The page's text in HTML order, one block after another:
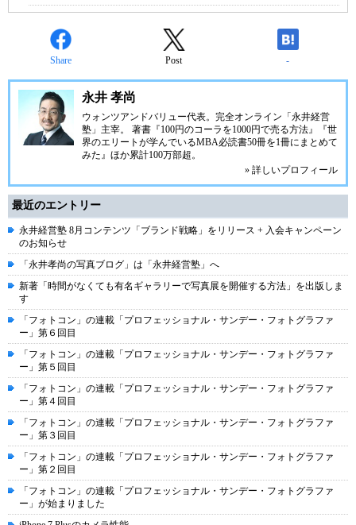
Share Post -
永井 孝尚
ウォンツアンドバリュー代表。完全オンライン「永井経営
塾」主宰。 著書『100円のコーラを1000円で売る方法』『世
界のエリートが学んでいるMBA必読書50冊を1冊にまとめて
みた』ほか累計100万部超。
» 詳しいプロフィール
最近のエントリー
永井経営塾 8月コンテンツ「ブランド戦略」をリリース + 入会キャンペーン
のお知らせ
「永井孝尚の写真ブログ」は「永井経営塾」へ
新著「時間がなくても有名ギャラリーで写真展を開催する方法」を出版しま
す
「フォトコン」の連載「プロフェッショナル・サンデー・フォトグラファ
ー」第６回目
「フォトコン」の連載「プロフェッショナル・サンデー・フォトグラファ
ー」第５回目
「フォトコン」の連載「プロフェッショナル・サンデー・フォトグラファ
ー」第４回目
「フォトコン」の連載「プロフェッショナル・サンデー・フォトグラファ
ー」第３回目
「フォトコン」の連載「プロフェッショナル・サンデー・フォトグラファ
ー」第２回目
「フォトコン」の連載「プロフェッショナル・サンデー・フォトグラファ
ー」が始まりました